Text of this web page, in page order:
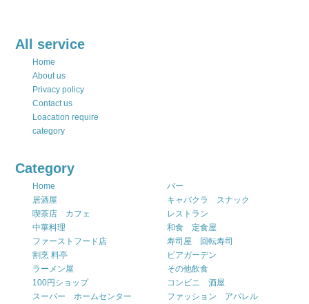
All service
Home
About us
Privacy policy
Contact us
Loacation require
category
Category
Home
バー
居酒屋
キャバクラ スナック
喫茶店 カフェ
レストラン
中華料理
和食 定食屋
ファーストフード店
寿司屋 回転寿司
割烹 料亭
ビアガーデン
ラーメン屋
その他飲食
100円ショップ
コンビニ 酒屋
スーパー ホームセンター
ファッション アパレル